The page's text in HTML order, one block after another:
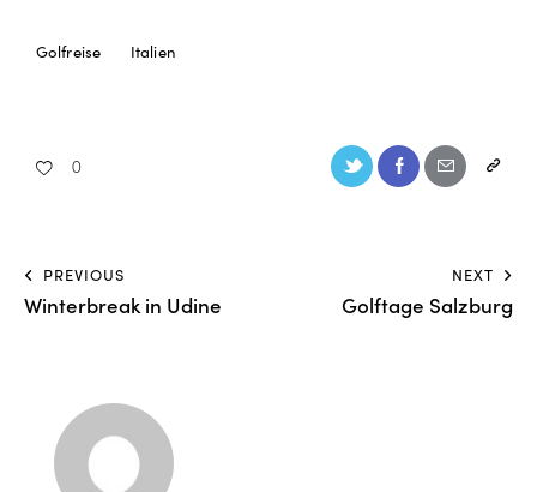
Golfreise Italien
0
PREVIOUS
Winterbreak in Udine
NEXT
Golftage Salzburg